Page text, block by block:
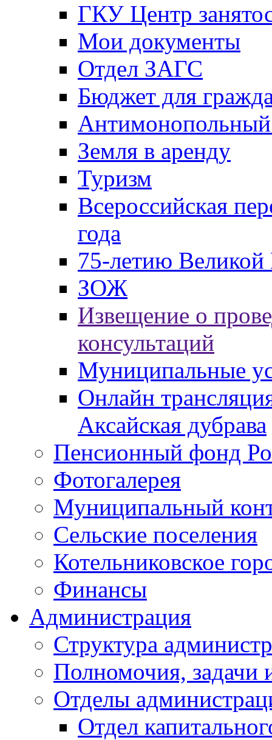
ГКУ Центр
Мои документы
Отдел ЗАГС
Бюджет для
Антимонопольный
Земля в аренду
Туризм
Всероссийская
года
75-летию
ЗОЖ
Извещение о
консультаций
Муниципальные
Онлайн
Аксайская дубрава
Пенсионный фонд
Фотогалерея
Муниципальный
Сельские поселения
Котельниковское
Финансы
Администрация
Структура
Полномочия, задачи
Отделы
Отдел